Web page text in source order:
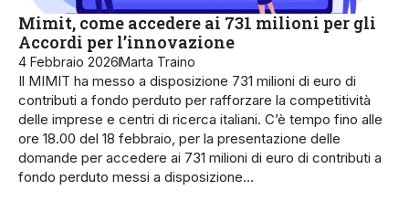
Mimit, come accedere ai 731 milioni per gli
Accordi per l’innovazione
4 Febbraio 2026Marta Traino
Il MIMIT ha messo a disposizione 731 milioni di euro di
contributi a fondo perduto per rafforzare la competitività
delle imprese e centri di ricerca italiani. C’è tempo fino alle
ore 18.00 del 18 febbraio, per la presentazione delle
domande per accedere ai 731 milioni di euro di contributi a
fondo perduto messi a disposizione…